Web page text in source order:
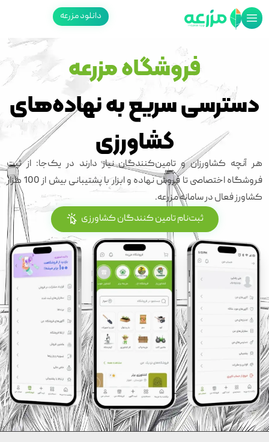
دانلود مزرعه
فروشگاه مزرعه
دسترسی سریع به نهاده‌های
کشاورزی
هر آنچه کشاورزان و تامین‌کنندگان نیاز دارند در یک‌جا: از ثبت
فروشگاه اختصاصی تا فروش نهاده و ابزار با پشتیبانی بیش از 100 هزار
کشاورز فعال در سامانه مزرعه.
ثبت‌نام تامین کنندگان کشاورزی